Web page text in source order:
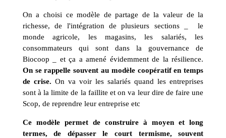
On a choisi ce modèle de partage de la valeur de la
richesse, de l'intégration de plusieurs sections _ le
monde agricole, les magasins, les salariés, les
consommateurs qui sont dans la gouvernance de
Biocoop _ et ça a amené évidemment de la résilience.
On se rappelle souvent au modèle coopératif en temps
de crise. On va voir les salariés quand les entreprises
sont à la limite de la faillite et on va leur dire de faire une
Scop, de reprendre leur entreprise etc
Ce modèle permet de construire à moyen et long
termes, de dépasser le court termisme, souvent